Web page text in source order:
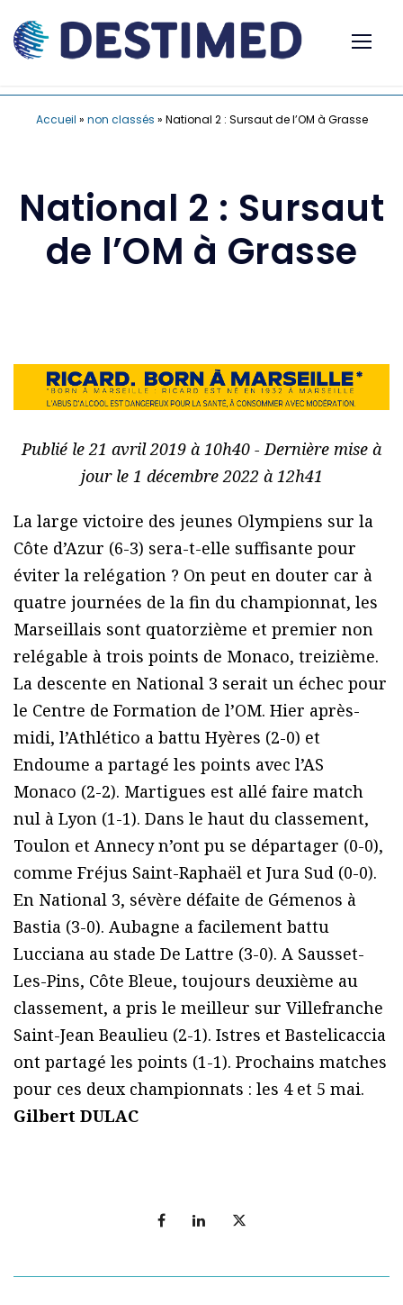
Accueil » non classés » National 2 : Sursaut de l’OM à Grasse
National 2 : Sursaut
de l’OM à Grasse
Publié le 21 avril 2019 à 10h40 - Dernière mise à
jour le 1 décembre 2022 à 12h41
La large victoire des jeunes Olympiens sur la
Côte d’Azur (6-3) sera-t-elle suffisante pour
éviter la relégation ? On peut en douter car à
quatre journées de la fin du championnat, les
Marseillais sont quatorzième et premier non
relégable à trois points de Monaco, treizième.
La descente en National 3 serait un échec pour
le Centre de Formation de l’OM. Hier après-
midi, l’Athlético a battu Hyères (2-0) et
Endoume a partagé les points avec l’AS
Monaco (2-2). Martigues est allé faire match
nul à Lyon (1-1). Dans le haut du classement,
Toulon et Annecy n’ont pu se départager (0-0),
comme Fréjus Saint-Raphaël et Jura Sud (0-0).
En National 3, sévère défaite de Gémenos à
Bastia (3-0). Aubagne a facilement battu
Lucciana au stade De Lattre (3-0). A Sausset-
Les-Pins, Côte Bleue, toujours deuxième au
classement, a pris le meilleur sur Villefranche
Saint-Jean Beaulieu (2-1). Istres et Bastelicaccia
ont partagé les points (1-1). Prochains matches
pour ces deux championnats : les 4 et 5 mai.
Gilbert DULAC